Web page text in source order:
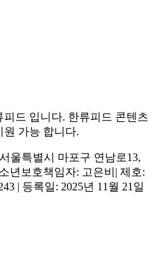
드 입니다. 한류피드 콘텐츠
원 가능 합니다.
울특별시 마포구 연남로13,
년보호책임자: 고은비| 제호:
| 등록일: 2025년 11월 21일